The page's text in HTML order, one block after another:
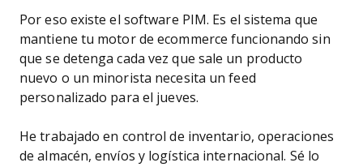
Por eso existe el software PIM. Es el sistema que
mantiene tu motor de ecommerce funcionando sin
que se detenga cada vez que sale un producto
nuevo o un minorista necesita un feed
personalizado para el jueves.
He trabajado en control de inventario, operaciones
de almacén, envíos y logística internacional. Sé lo